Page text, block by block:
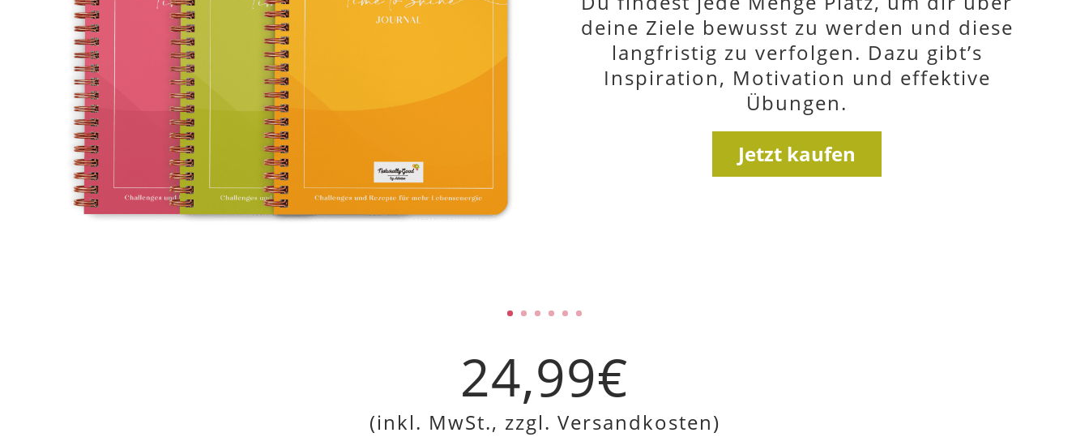
für deine persönliche Weiterentwicklung –
gedruckt auf nachhaltigem Papier und in
einer praktischen Ringbindung
zusammengefasst.
Jetzt kaufen
24,99€
(inkl. MwSt., zzgl. Versandkosten)